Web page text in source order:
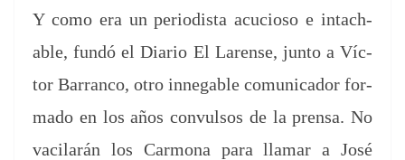
Y como era un peri­odista acu­cioso e intach­
able, fundó el Diario El Larense, jun­to a Víc­
tor Bar­ran­co, otro innegable comu­ni­cador for­
ma­do en los años con­vul­sos de la pren­sa. No
vac­ilarán los Car­mona para lla­mar a José